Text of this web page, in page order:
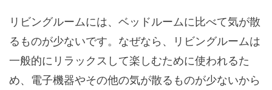
リビングルームには、ベッドルームに比べて気が散
るものが少ないです。なぜなら、リビングルームは
一般的にリラックスして楽しむために使われるた
め、電子機器やその他の気が散るものが少ないから